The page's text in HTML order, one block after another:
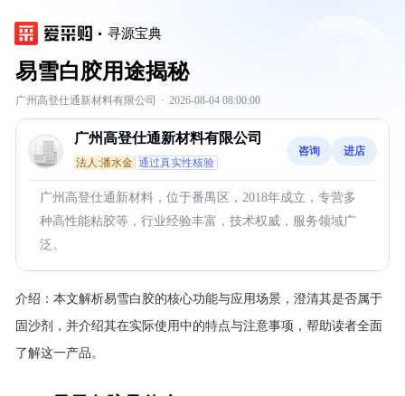
寻源宝典
易雪白胶用途揭秘
广州高登仕通新材料有限公司 · 2026-08-04 08:00:00
广州高登仕通新材料有限公司
法人:潘水金 通过真实性核验
咨询 进店
广州高登仕通新材料，位于番禺区，2018年成立，专营多
种高性能粘胶等，行业经验丰富，技术权威，服务领域广
泛。
介绍： 本文解析易雪白胶的核心功能与应用场景，澄清其是否属于
固沙剂，并介绍其在实际使用中的特点与注意事项，帮助读者全面
了解这一产品。